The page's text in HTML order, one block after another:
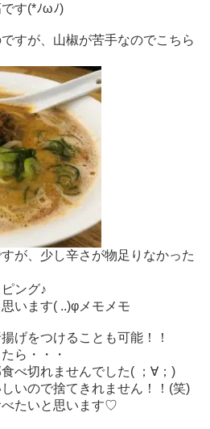
す(*ﾉωﾉ)
すが、山椒が苦手なのでこちら
が、少し辛さが物足りなかった
ング♪
います( ..)φメモメモ
げをつけることも可能！！
ら・・・
べ切れませんでした( ；∀；)
いので捨てきれません！！(笑)
たいと思います♡